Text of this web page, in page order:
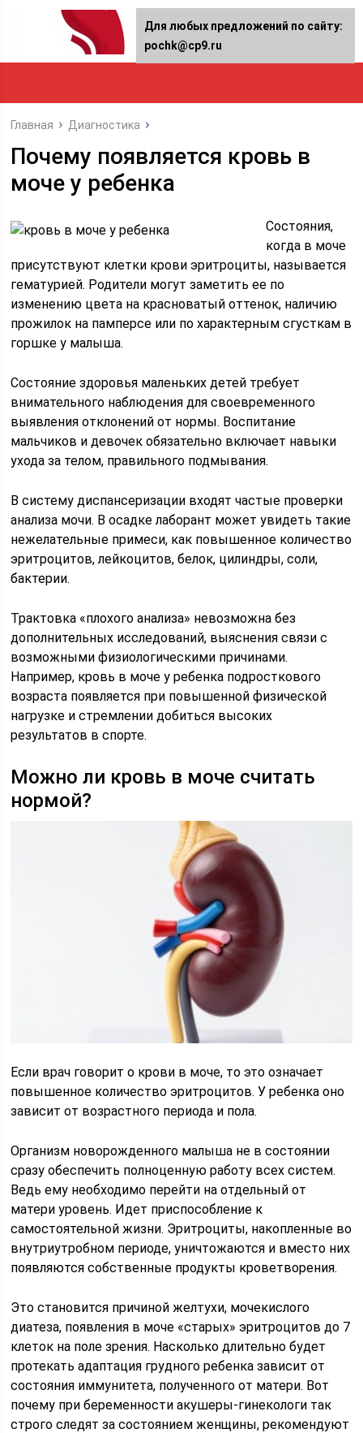
Главная Диагностика
Почему появляется кровь в
моче у ребенка
Состояния,
когда в моче
присутствуют клетки крови эритроциты, называется
гематурией. Родители могут заметить ее по
изменению цвета на красноватый оттенок, наличию
прожилок на памперсе или по характерным сгусткам в
горшке у малыша.
Состояние здоровья маленьких детей требует
внимательного наблюдения для своевременного
выявления отклонений от нормы. Воспитание
мальчиков и девочек обязательно включает навыки
ухода за телом, правильного подмывания.
В систему диспансеризации входят частые проверки
анализа мочи. В осадке лаборант может увидеть такие
нежелательные примеси, как повышенное количество
эритроцитов, лейкоцитов, белок, цилиндры, соли,
бактерии.
Трактовка «плохого анализа» невозможна без
дополнительных исследований, выяснения связи с
возможными физиологическими причинами.
Например, кровь в моче у ребенка подросткового
возраста появляется при повышенной физической
нагрузке и стремлении добиться высоких
результатов в спорте.
Можно ли кровь в моче считать
нормой?
Если врач говорит о крови в моче, то это означает
повышенное количество эритроцитов. У ребенка оно
зависит от возрастного периода и пола.
Организм новорожденного малыша не в состоянии
сразу обеспечить полноценную работу всех систем.
Ведь ему необходимо перейти на отдельный от
матери уровень. Идет приспособление к
самостоятельной жизни. Эритроциты, накопленные во
внутриутробном периоде, уничтожаются и вместо них
появляются собственные продукты кроветворения.
Это становится причиной желтухи, мочекислого
диатеза, появления в моче «старых» эритроцитов до 7
клеток на поле зрения. Насколько длительно будет
протекать адаптация грудного ребенка зависит от
состояния иммунитета, полученного от матери. Вот
почему при беременности акушеры-гинекологи так
строго следят за состоянием женщины, рекомендуют
Для любых предложений по сайту:
pochk@cp9.ru